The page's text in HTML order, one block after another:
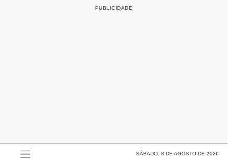
SÁBADO, 8 DE AGOSTO DE 2026